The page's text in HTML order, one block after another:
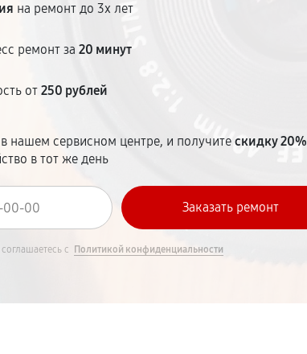
на ремонт до 3х лет
ремонт за20 минут
от250 рублей
нашем сервисном центре, и получитескидку 20%
в тот же день
с Политикой конфиденциальности